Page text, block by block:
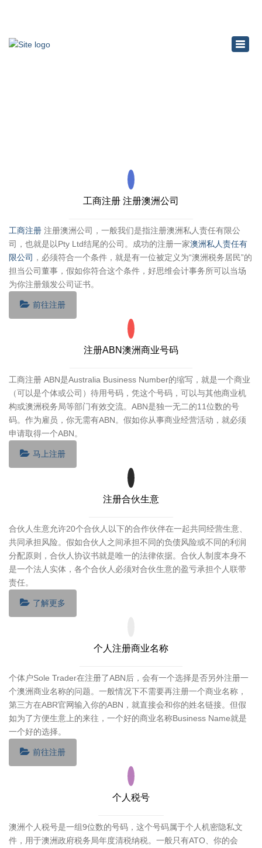
工商注册 注册澳洲公司
工商注册 注册澳洲公司，一般我们是指注册澳洲私人责任有限公
司，也就是以Pty Ltd结尾的公司。成功的注册一家澳洲私人责任有
限公司 ，必须符合一个条件，就是有一位被定义为“澳洲税务居民”的
担当公司董事，假如你符合这个条件，好思维会计事务所可以当场
为你注册颁发公司证书。
前往注册
注册ABN澳洲商业号码
工商注册 ABN是Australia Business Number的缩写，就是一个商业
（可以是个体或公司）待用号码，凭这个号码，可以与其他商业机
构或澳洲税务局等部门有效交流。ABN是独一无二的11位数的号
码。作为雇员，你无需有ABN。假如你从事商业经营活动，就必须
申请取得一个ABN。
马上注册
注册合伙生意
合伙人生意允许20个合伙人以下的合作伙伴在一起共同经营生意、
共同承担风险。假如合伙人之间承担不同的负债风险或不同的利润
分配原则，合伙人协议书就是唯一的法律依据。合伙人制度本身不
是一个法人实体，各个合伙人必须对合伙生意的盈亏承担个人联带
责任。
了解更多
个人注册商业名称
个体户Sole Trader在注册了ABN后，会有一个选择是否另外注册一
个澳洲商业名称的问题。一般情况下不需要再注册一个商业名称，
第三方在ABR官网输入你的ABN，就直接会和你的姓名链接。但假
如为了方便生意上的来往，一个好的商业名称Business Name就是
一个好的选择。
前往注册
个人税号
澳洲个人税号是一组9位数的号码，这个号码属于个人机密隐私文
件，用于澳洲政府税务局年度清税纳税。一般只有ATO、你的会